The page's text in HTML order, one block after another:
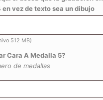
vez de texto sea un dibujo
512 MB)
Cara A Medalla 5?
de medallas